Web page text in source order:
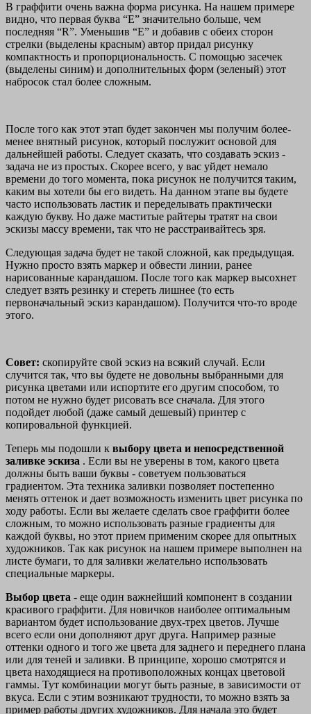
В граффити очень важна форма рисунка. На нашем примере
видно, что первая буква “E” значительно больше, чем
последняя “R”. Уменьшив “Е” и добавив с обеих сторон
стрелки (выделены красным) автор придал рисунку
компактность и пропорциональность. С помощью засечек
(выделены синим) и дополнительных форм (зеленый) этот
набросок стал более сложным.
После того как этот этап будет закончен мы получим более-
менее внятный рисунок, который послужит основой для
дальнейшей работы. Следует сказать, что создавать эскиз -
задача не из простых. Скорее всего, у вас уйдет немало
времени до того момента, пока рисунок не получится таким,
каким вы хотели бы его видеть. На данном этапе вы будете
часто использовать ластик и переделывать практически
каждую букву. Но даже маститые райтеры тратят на свои
эскизы массу времени, так что не расстраивайтесь зря.
Следующая задача будет не такой сложной, как предыдущая.
Нужно просто взять маркер и обвести линии, ранее
нарисованные карандашом. После того как маркер высохнет
следует взять резинку и стереть лишнее (то есть
первоначальный эскиз карандашом). Получится что-то вроде
этого.
Совет: скопируйте свой эскиз на всякий случай. Если
случится так, что вы будете не довольны выбранными для
рисунка цветами или испортите его другим способом, то
потом не нужно будет рисовать все сначала. Для этого
подойдет любой (даже самый дешевый) принтер с
копировальной функцией.
Теперь мы подошли к выбору цвета и непосредственной
заливке эскиза . Если вы не уверены в том, какого цвета
должны быть ваши буквы - советуем пользоваться
градиентом. Эта техника заливки позволяет постепенно
менять оттенок и дает возможность изменить цвет рисунка по
ходу работы. Если вы желаете сделать свое граффити более
сложным, то можно использовать разные градиенты для
каждой буквы, но этот прием применим скорее для опытных
художников. Так как рисунок на нашем примере выполнен на
листе бумаги, то для заливки желательно использовать
специальные маркеры.
Выбор цвета - еще один важнейший компонент в создании
красивого граффити. Для новичков наиболее оптимальным
вариантом будет использование двух-трех цветов. Лучше
всего если они дополняют друг друга. Например разные
оттенки одного и того же цвета для заднего и переднего плана
или для теней и заливки. В принципе, хорошо смотрятся и
цвета находящиеся на противоположных концах цветовой
гаммы. Тут комбинации могут быть разные, в зависимости от
вкуса. Если с этим возникают трудности, то можно взять за
пример работы других художников. Для начала это будет